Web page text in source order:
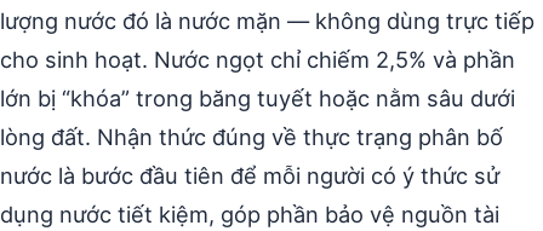
lượng nước đó là nước mặn — không dùng trực tiếp
cho sinh hoạt. Nước ngọt chỉ chiếm 2,5% và phần
lớn bị “khóa” trong băng tuyết hoặc nằm sâu dưới
lòng đất. Nhận thức đúng về thực trạng phân bố
nước là bước đầu tiên để mỗi người có ý thức sử
dụng nước tiết kiệm, góp phần bảo vệ nguồn tài